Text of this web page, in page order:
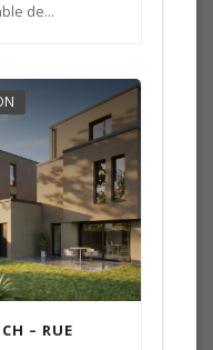
de...
– RUE